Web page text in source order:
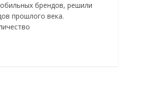
брендов, решили
прошлого века.